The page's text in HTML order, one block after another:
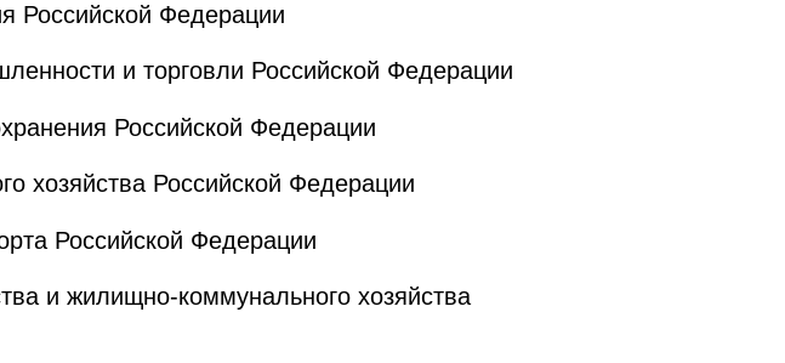
Российской Федерации
и торговли Российской Федерации
Российской Федерации
хозяйства Российской Федерации
Российской Федерации
и жилищно-коммунального хозяйства